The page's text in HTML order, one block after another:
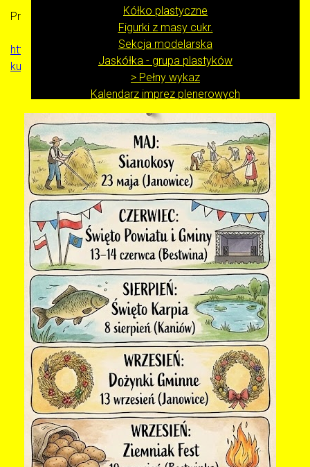
Kółko plastyczne
Figurki z masy cukr.
Sekcja modelarska
Jaskółka - grupa plastyków
> Pełny wykaz
Kalendarz imprez plenerowych
Obiekty
Strona
Deklaracja dostępności
Polityka dotycząca plików COOKIES
Mapa strony
BIP
Kontakt
Przejdź pod adres:
https://bip.bestwina.pl/kultura/gminny-osrodek-
kultury
(link zewnętrzny).